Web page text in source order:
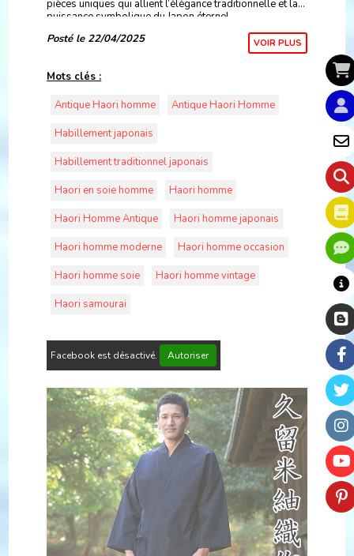
pièces uniques qui allient l’élégance traditionnelle et la
puissance symbolique du Japon éternel.
Posté le 22/04/2025
VOIR PLUS
Mots clés :
Antique Haori homme
Antique Haori Homme
Habillement japonais
Habillement traditionnel japonais
Haori en soie homme
Haori homme
Haori Homme Antique
Haori homme japonais
Haori homme moderne
Haori homme occasion
Haori homme soie
Haori homme vintage
Haori samourai
Facebook est désactivé. Autoriser